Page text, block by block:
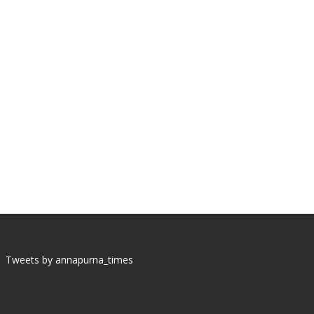
Tweets by annapurna_times